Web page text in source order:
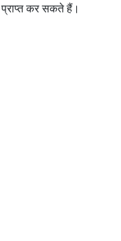
कर सकते हैं।